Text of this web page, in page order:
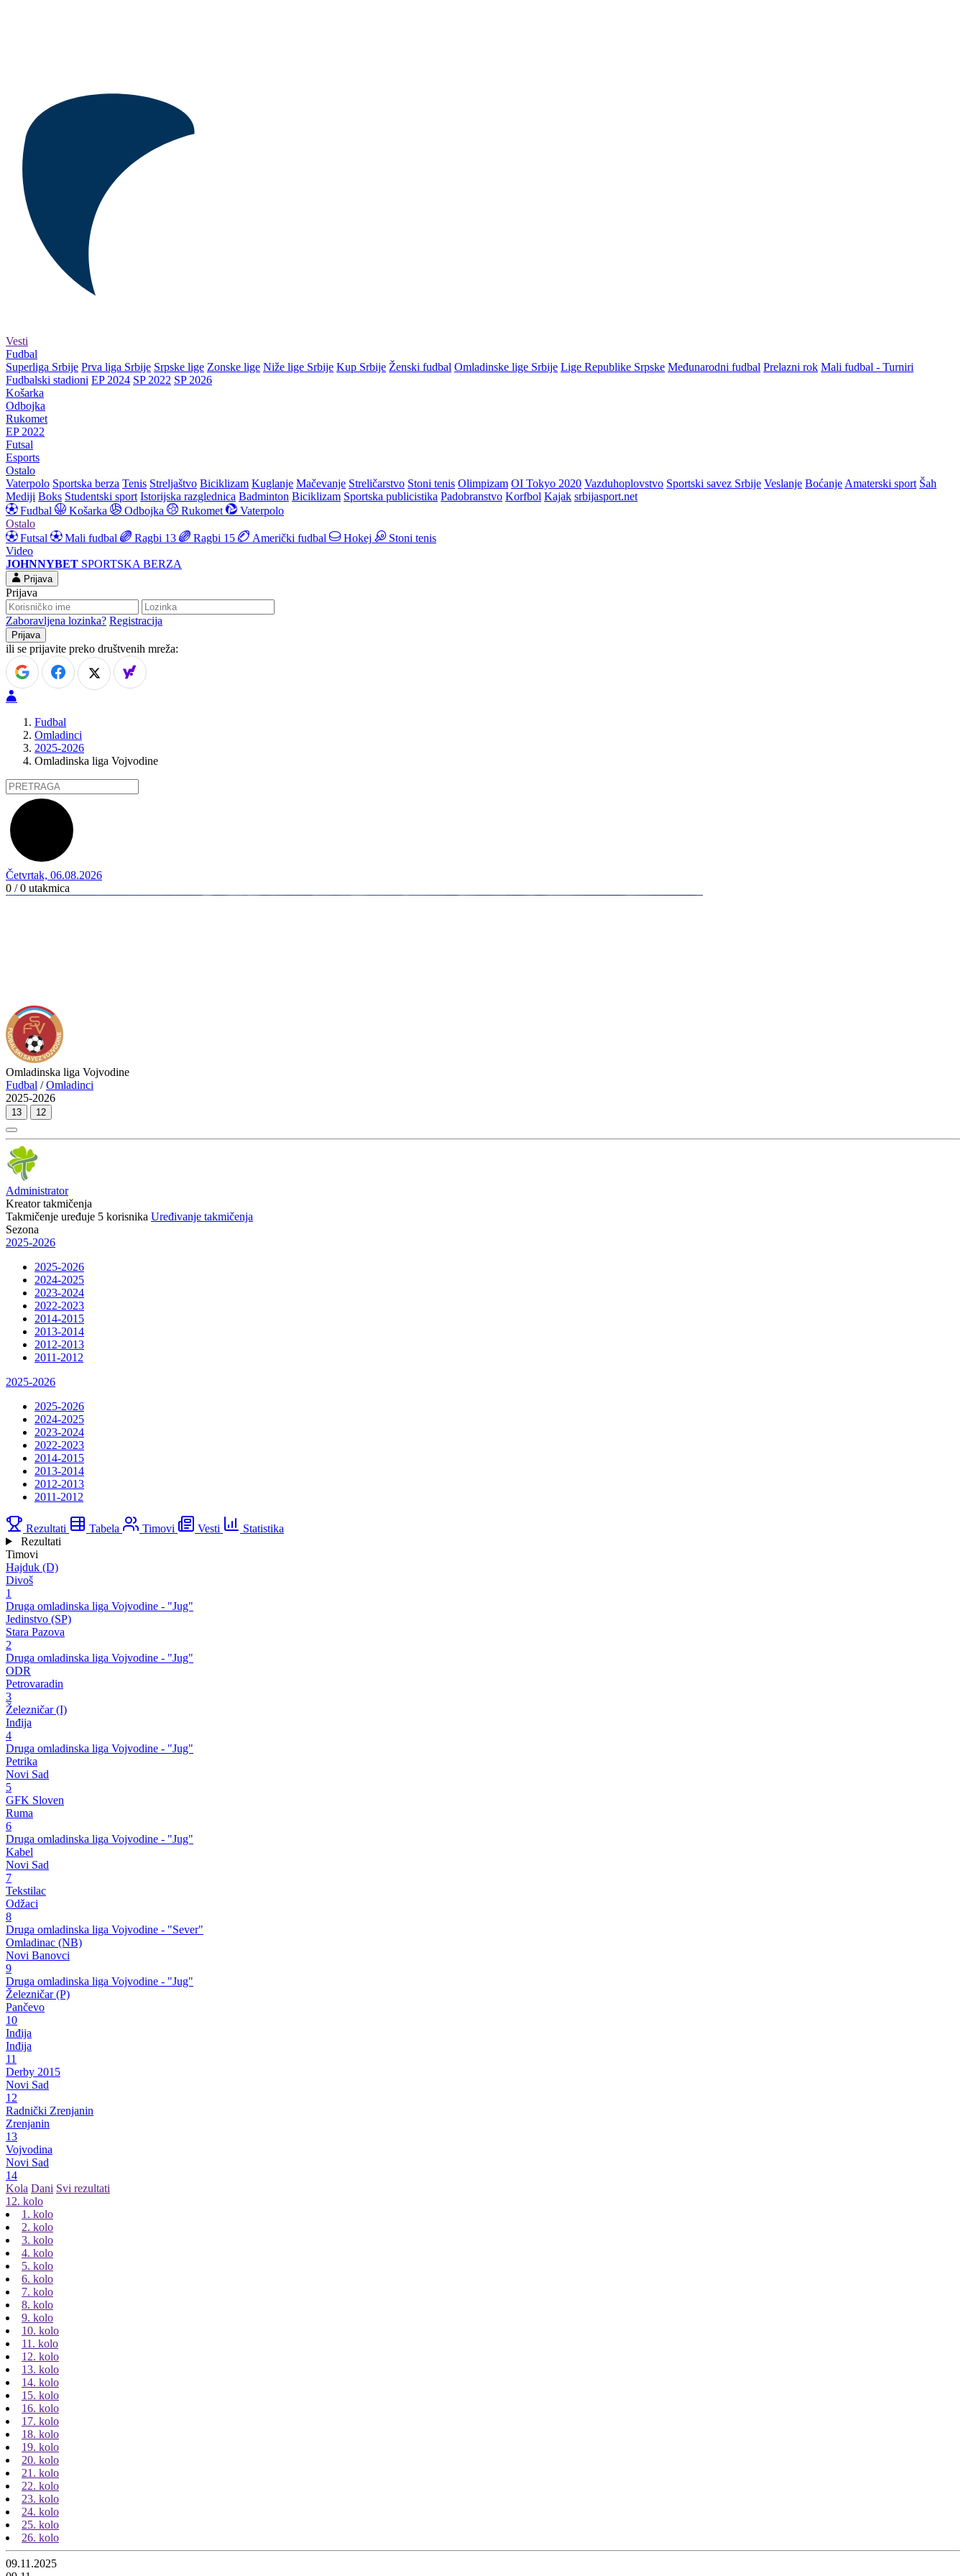
Vesti
Fudbal
Superliga Srbije Prva liga Srbije Srpske lige Zonske lige Niže lige Srbije Kup Srbije Ženski fudbal Omladinske lige Srbije Lige Republike Srpske Međunarodni fudbal Prelazni rok Mali fudbal - Turniri
Fudbalski stadioni EP 2024 SP 2022 SP 2026
Košarka
Odbojka
Rukomet
EP 2022
Futsal
Esports
Ostalo
Vaterpolo Sportska berza Tenis Streljaštvo Biciklizam Kuglanje Mačevanje Streličarstvo Stoni tenis Olimpizam OI Tokyo 2020 Vazduhoplovstvo Sportski savez Srbije Veslanje Boćanje Amaterski sport Šah
Mediji Boks Studentski sport Istorijska razglednica Badminton Biciklizam Sportska publicistika Padobranstvo Korfbol Kajak srbijasport.net
Fudbal
Košarka Odbojka Rukomet
Vaterpolo
Ostalo
Futsal
Mali fudbal Ragbi 13 Ragbi 15 Američki fudbal Hokej
Stoni tenis
Video
JOHNNYBET SPORTSKA BERZA
Prijava
Prijava
Zaboravljena lozinka? Registracija
ili se prijavite preko društvenih mreža:
Fudbal
Omladinci
2025-2026
Omladinska liga Vojvodine
Četvrtak, 06.08.2026
0 / 0 utakmica
Omladinska liga Vojvodine
Fudbal /Omladinci
2025-2026
13 12
Administrator
Kreator takmičenja
Takmičenje uređuje 5 korisnika Uređivanje takmičenja
Sezona
2025-2026
2025-2026
2024-2025
2023-2024
2022-2023
2014-2015
2013-2014
2012-2013
2011-2012
2025-2026
2025-2026
2024-2025
2023-2024
2022-2023
2014-2015
2013-2014
2012-2013
2011-2012
Rezultati Tabela Timovi Vesti
Statistika
Rezultati
Timovi
Hajduk (D)
Divoš
1
Druga omladinska liga Vojvodine - "Jug"
Jedinstvo (SP)
Stara Pazova
2
Druga omladinska liga Vojvodine - "Jug"
ODR
Petrovaradin
3
Železničar (I)
Inđija
4
Druga omladinska liga Vojvodine - "Jug"
Petrika
Novi Sad
5
GFK Sloven
Ruma
6
Druga omladinska liga Vojvodine - "Jug"
Kabel
Novi Sad
7
Tekstilac
Odžaci
8
Druga omladinska liga Vojvodine - "Sever"
Omladinac (NB)
Novi Banovci
9
Druga omladinska liga Vojvodine - "Jug"
Železničar (P)
Pančevo
10
Inđija
Inđija
11
Derby 2015
Novi Sad
12
Radnički Zrenjanin
Zrenjanin
13
Vojvodina
Novi Sad
14
Kola Dani Svi rezultati
12. kolo
1. kolo
2. kolo
3. kolo
4. kolo
5. kolo
6. kolo
7. kolo
8. kolo
9. kolo
10. kolo
11. kolo
12. kolo
13. kolo
14. kolo
15. kolo
16. kolo
17. kolo
18. kolo
19. kolo
20. kolo
21. kolo
22. kolo
23. kolo
24. kolo
25. kolo
26. kolo
09.11.2025